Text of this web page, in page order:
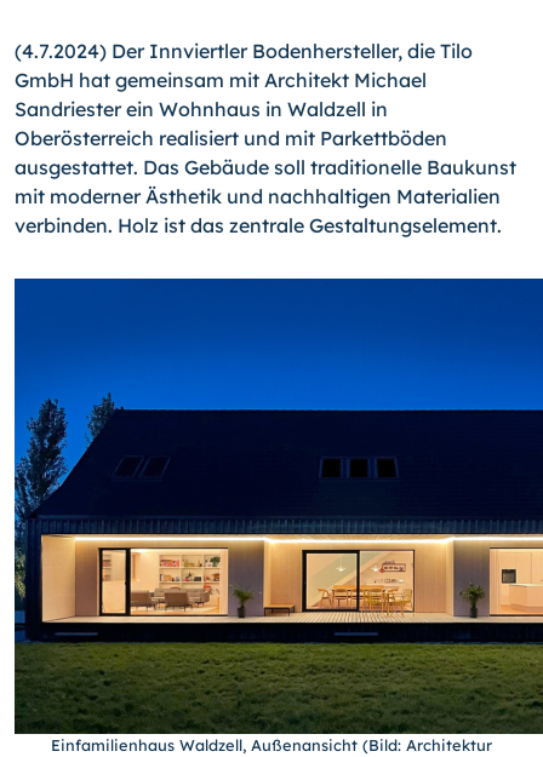
(4.7.2024) Der Innviertler Bodenhersteller, die Tilo
GmbH hat gemeinsam mit Architekt Michael
Sandriester ein Wohnhaus in Waldzell in
Oberösterreich realisiert und mit Parkettböden
ausgestattet. Das Gebäude soll traditionelle Baukunst
mit moderner Ästhetik und nachhaltigen Materialien
verbinden. Holz ist das zentrale Gestaltungselement.
Einfamilienhaus Waldzell, Außenansicht (Bild: Architektur